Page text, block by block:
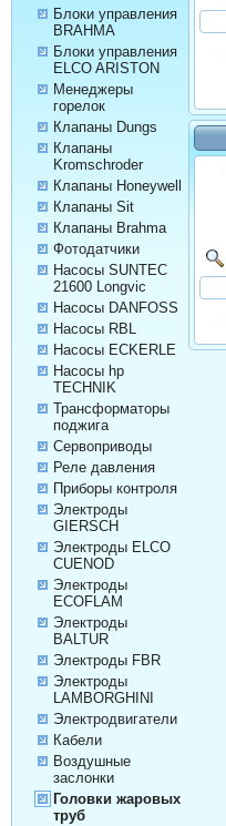
Блоки управления
BRAHMA
Блоки управления
ELCO ARISTON
Менеджеры
горелок
Клапаны Dungs
Клапаны
Kromschroder
Клапаны Honeywell
Клапаны Sit
Клапаны Brahma
Фотодатчики
Насосы SUNTEC
21600 Longvic
Насосы DANFOSS
Насосы RBL
Насосы ECKERLE
Насосы hp
TECHNIK
Трансформаторы
поджига
Сервоприводы
Реле давления
Приборы контроля
Электроды
GIERSCH
Электроды ELCO
CUENOD
Электроды
ECOFLAM
Электроды
BALTUR
Электроды FBR
Электроды
LAMBORGHINI
Электродвигатели
Кабели
Воздушные
заслонки
Головки жаровых
труб